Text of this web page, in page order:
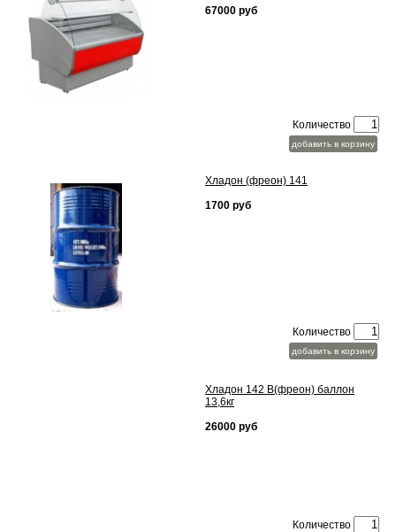
67000 руб
Количество
добавить в корзину
Хладон (фреон) 141
1700 руб
Количество
добавить в корзину
Хладон 142 В(фреон) баллон
13,6кг
26000 руб
Количество